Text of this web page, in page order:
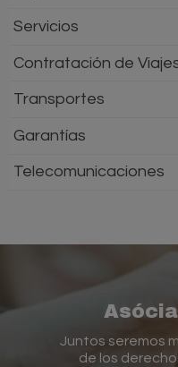
Servicios
Contratación de
Transportes
Garantías
Telecomunicaciones
Juntos seremos
de los